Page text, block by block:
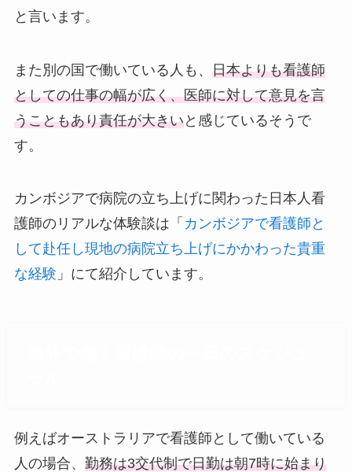
と言います。
また別の国で働いている人も、 日本よりも看護師
としての仕事の幅が広く、医師に対して意見を言
うこともあり責任が大きいと感じているそうで
す。
カンボジアで病院の立ち上げに関わった日本人看
護師のリアルな体験談は「 カンボジアで看護師と
して赴任し現地の病院立ち上げにかかわった貴重
な経験 」にて紹介しています。
例えばオーストラリアで看護師として働いている
人の場合、 勤務は3交代制で日勤は朝7時に始まり